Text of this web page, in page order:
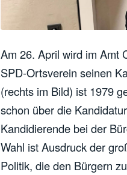
Am 26. April wird im Amt
SPD-Ortsverein seinen
(rechts im Bild) ist 1979
schon über die
Kandidierende bei der
Wahl ist Ausdruck der
Politik, die den Bürgern